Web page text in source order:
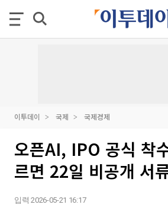
이투데이 국제 국제경제
오픈AI, IPO 공식 착
르면 22일 비공개 서
입력 2026-05-21 16:17